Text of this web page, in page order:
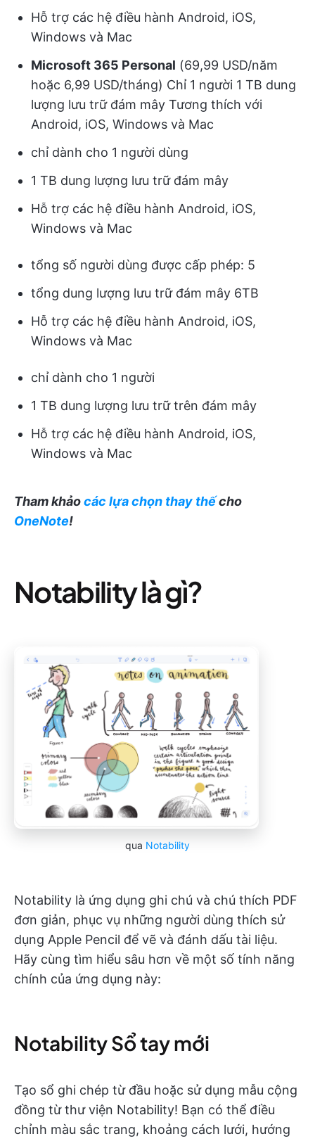
Hỗ trợ các hệ điều hành Android, iOS,
Windows và Mac
Microsoft 365 Personal (69,99 USD/năm
hoặc 6,99 USD/tháng) Chỉ 1 người 1 TB dung
lượng lưu trữ đám mây Tương thích với
Android, iOS, Windows và Mac
chỉ dành cho 1 người dùng
1 TB dung lượng lưu trữ đám mây
Hỗ trợ các hệ điều hành Android, iOS,
Windows và Mac
tổng số người dùng được cấp phép: 5
tổng dung lượng lưu trữ đám mây 6TB
Hỗ trợ các hệ điều hành Android, iOS,
Windows và Mac
chỉ dành cho 1 người
1 TB dung lượng lưu trữ trên đám mây
Hỗ trợ các hệ điều hành Android, iOS,
Windows và Mac
Tham khảocác lựa chọn thay thếcho
OneNote!
Notability là gì?
qua Notability
Notability là ứng dụng ghi chú và chú thích PDF
đơn giản, phục vụ những người dùng thích sử
dụng Apple Pencil để vẽ và đánh dấu tài liệu.
Hãy cùng tìm hiểu sâu hơn về một số tính năng
chính của ứng dụng này:
Notability Sổ tay mới
Tạo sổ ghi chép từ đầu hoặc sử dụng mẫu cộng
đồng từ thư viện Notability! Bạn có thể điều
chỉnh màu sắc trang, khoảng cách lưới, hướng